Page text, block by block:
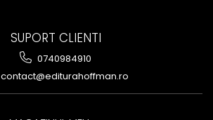
SUPORT CLIENTI
0740984910
contact@editurahoffman.ro